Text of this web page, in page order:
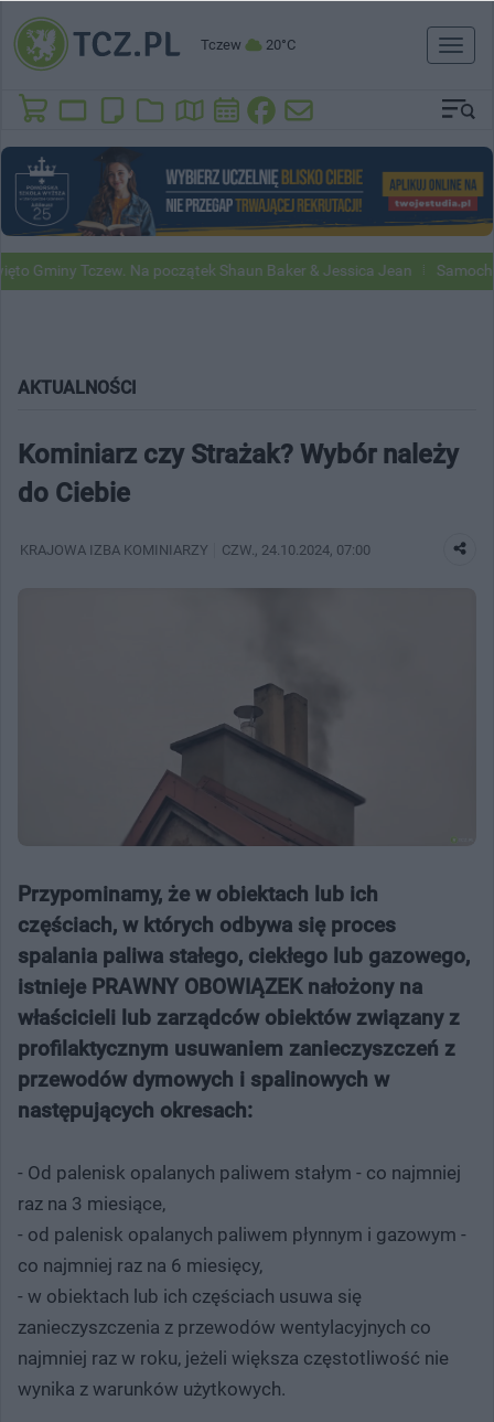
Tczew 20°C
Toggle
Tczew. Na początek Shaun Baker & Jessica Jean Samochody
AKTUALNOŚCI
Kominiarz czy Strażak? Wybór należy
do Ciebie
KRAJOWA IZBA KOMINIARZY CZW. , 24.10.2024, 07:00
Przypominamy, że w obiektach lub ich
częściach, w których odbywa się proces
spalania paliwa stałego, ciekłego lub gazowego,
istnieje PRAWNY OBOWIĄZEK nałożony na
właścicieli lub zarządców obiektów związany z
profilaktycznym usuwaniem zanieczyszczeń z
przewodów dymowych i spalinowych w
następujących okresach:
- Od palenisk opalanych paliwem stałym - co najmniej
raz na 3 miesiące,
- od palenisk opalanych paliwem płynnym i gazowym -
co najmniej raz na 6 miesięcy,
- w obiektach lub ich częściach usuwa się
zanieczyszczenia z przewodów wentylacyjnych co
najmniej raz w roku, jeżeli większa częstotliwość nie
wynika z warunków użytkowych.